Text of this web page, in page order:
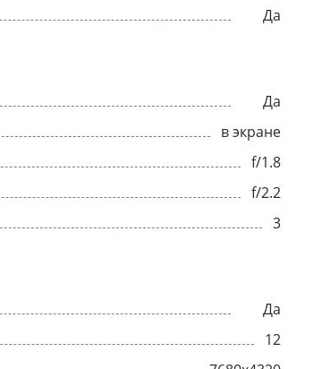
Да
Да
в экране
f/1.8
f/2.2
3
Да
12